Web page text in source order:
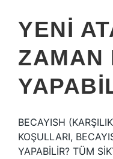
YENI
ZAMAN
BECAYISH
KOŞULLARI,
YAPABİLİR? TÜM